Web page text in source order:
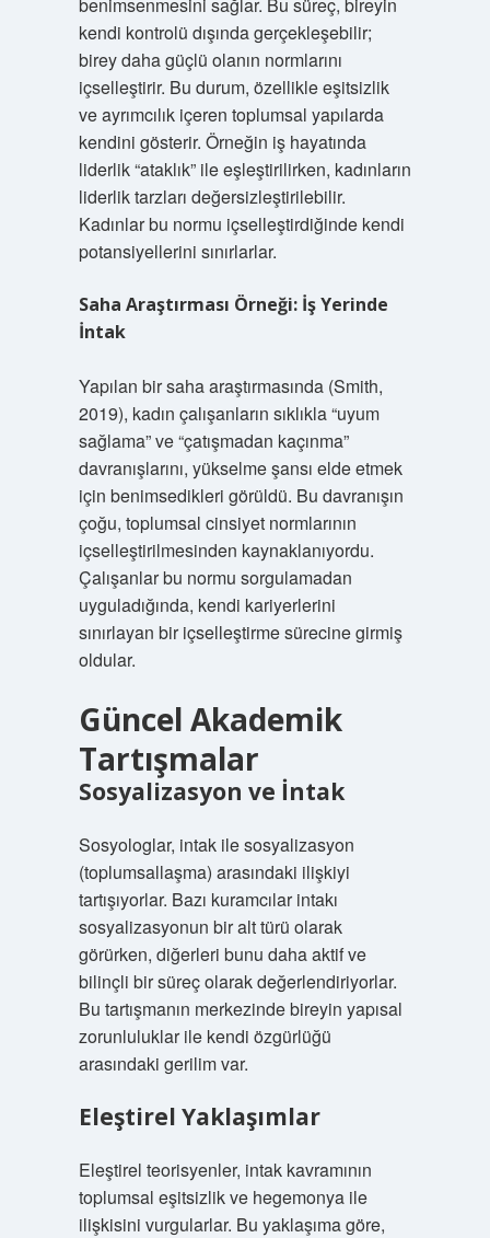
kendi kontrolü dışında gerçekleşebilir;
birey daha güçlü olanın normlarını
içselleştirir. Bu durum, özellikle eşitsizlik
ve ayrımcılık içeren toplumsal yapılarda
kendini gösterir. Örneğin iş hayatında
liderlik “ataklık” ile eşleştirilirken, kadınların
liderlik tarzları değersizleştirilebilir.
Kadınlar bu normu içselleştirdiğinde kendi
potansiyellerini sınırlarlar.
Saha Araştırması Örneği: İş Yerinde
İntak
Yapılan bir saha araştırmasında (Smith,
2019), kadın çalışanların sıklıkla “uyum
sağlama” ve “çatışmadan kaçınma”
davranışlarını, yükselme şansı elde etmek
için benimsedikleri görüldü. Bu davranışın
çoğu, toplumsal cinsiyet normlarının
içselleştirilmesinden kaynaklanıyordu.
Çalışanlar bu normu sorgulamadan
uyguladığında, kendi kariyerlerini
sınırlayan bir içselleştirme sürecine girmiş
oldular.
Güncel Akademik
Tartışmalar
Sosyalizasyon ve İntak
Sosyologlar, intak ile sosyalizasyon
(toplumsallaşma) arasındaki ilişkiyi
tartışıyorlar. Bazı kuramcılar intakı
sosyalizasyonun bir alt türü olarak
görürken, diğerleri bunu daha aktif ve
bilinçli bir süreç olarak değerlendiriyorlar.
Bu tartışmanın merkezinde bireyin yapısal
zorunluluklar ile kendi özgürlüğü
arasındaki gerilim var.
Eleştirel Yaklaşımlar
Eleştirel teorisyenler, intak kavramının
toplumsal eşitsizlik ve hegemonya ile
ilişkisini vurgularlar. Bu yaklaşıma göre,